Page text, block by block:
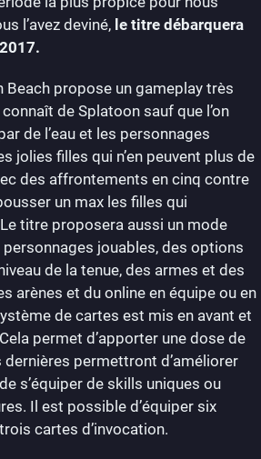
l’avez deviné, le titre débarquera
Beach propose un gameplay très
de Splatoon sauf que l’on
de l’eau et les personnages
jolies filles qui n’en peuvent plus de
des affrontements en cinq contre
un max les filles qui
titre proposera aussi un mode
jouables, des options
de la tenue, des armes et des
arènes et du online en équipe ou en
de cartes est mis en avant et
permet d’apporter une dose de
permettront d’améliorer
s’équiper de skills uniques ou
Il est possible d’équiper six
cartes d’invocation.